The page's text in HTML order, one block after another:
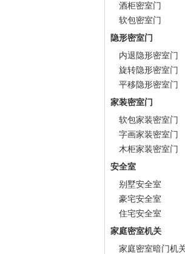
酒柜密室门
软包密室门
隐形密室门
内退隐形密室门
旋转隐形密室门
平移隐形密室门
家装密室门
软包家装密室门
字画家装密室门
木柜家装密室门
安全室
别墅安全室
豪宅安全室
住宅安全室
家庭密室机关
家庭密室暗门机